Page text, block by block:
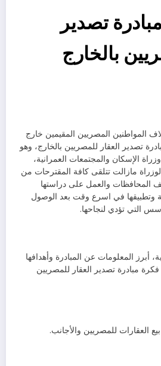
تصدير
بالخارج
المواطنين المصريين المقيمين خارج
تصدير العقار للمصريين بالخارج، وهو
الإسكان والمجتمعات العمرانية،
مازالت تتلقى كافة المقترحات من
المحافظات والعمل على دراستها
وتطبيقها في اسرع وقت بعد الوصول
التي تؤدي لنجاحها.
أبرز المعلومات عن المبادرة وأهدافها
فكرة مبادرة تصدير العقار للمصريين
العقارات للمصريين والأجانب.